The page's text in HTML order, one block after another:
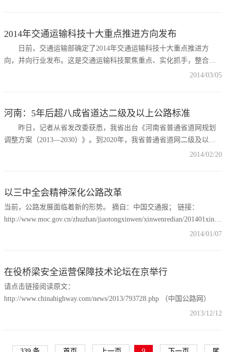
料、新技术进行了交流研讨。 河南省交通运输厅原副厅长、河
2014年交通运输科技十大重点推进方向发布
日前，交通运输部确定了2014年交通运输科技十大重点推进方
向，并向行业发布。这是交通运输科技聚焦重点、实化抓手，整合优
势力量、支撑引领“四个交通”发展的重大举措。 今年，围绕“四个
2014/03/05
河南：5年后超八成省道达二级及以上公路标准
昨日，记者从省发改委获悉，我省出台《河南省普通省道网规划
调整方案（2013—2030）》。到2020年，我省普通省道网二级及以上
公路比例将达到80%以上。 为进一步完善我省普通省道网，满足
省普通省道网规划调整方案（2013—2030）》。根据《规
2014/02/20
以三中全会精神深化公路改革
当前，公路发展面临着新的形势。 摘自：中国交通报； 链接：
http://www.moc.gov.cn/zhuzhan/jiaotongxinwen/xinwenredian/
一是公路发展的主要矛盾已经从过去公路基础设施总体供给能力
2014/01/07
在役桥梁安全运营保障技术论坛在京举行
请点击链接阅读原文：
http://www.chinahighway.com/news/2013/793728.php （中国公路网）
2013/12/12